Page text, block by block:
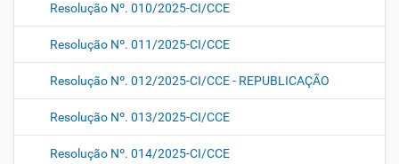
Resolução Nº. 010/2025-CI/CCE
Resolução Nº. 011/2025-CI/CCE
Resolução Nº. 012/2025-CI/CCE - REPUBLICAÇÃO
Resolução Nº. 013/2025-CI/CCE
Resolução Nº. 014/2025-CI/CCE